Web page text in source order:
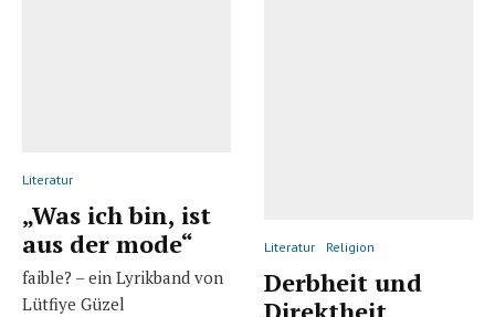
Literatur
„Was ich bin, ist
aus der mode“
faible? – ein Lyrikband von
Lütfiye Güzel
Literatur Religion
Derbheit und